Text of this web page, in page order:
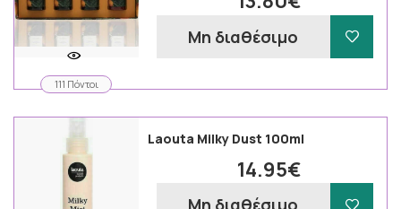
111 Πόντοι
Μη διαθέσιμο
Laouta Milky Dust 100ml
14.95€
Μη διαθέσιμο